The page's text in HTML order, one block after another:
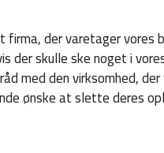
der varetager vores
der skulle ske noget i
med den virksomhed,
ønske at slette deres